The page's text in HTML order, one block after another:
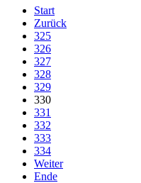
Start
Zurück
325
326
327
328
329
330
331
332
333
334
Weiter
Ende